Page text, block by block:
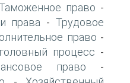
право -
права -Трудовое
право -
процесс -
право -